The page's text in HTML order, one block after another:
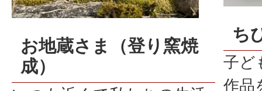
お地蔵さま（登り窯焼
成）
ち
子ど
作品